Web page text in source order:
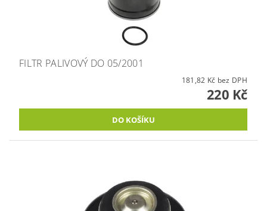
FILTR PALIVOVÝ DO 05/2001
181,82 Kč bez DPH
220 Kč